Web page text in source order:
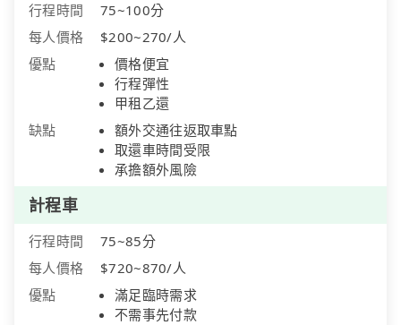
行程時間
75~100分
每人價格
$200~270/人
優點
價格便宜
行程彈性
甲租乙還
缺點
額外交通往返取車點
取還車時間受限
承擔額外風險
計程車
行程時間
75~85分
每人價格
$720~870/人
優點
滿足臨時需求
不需事先付款